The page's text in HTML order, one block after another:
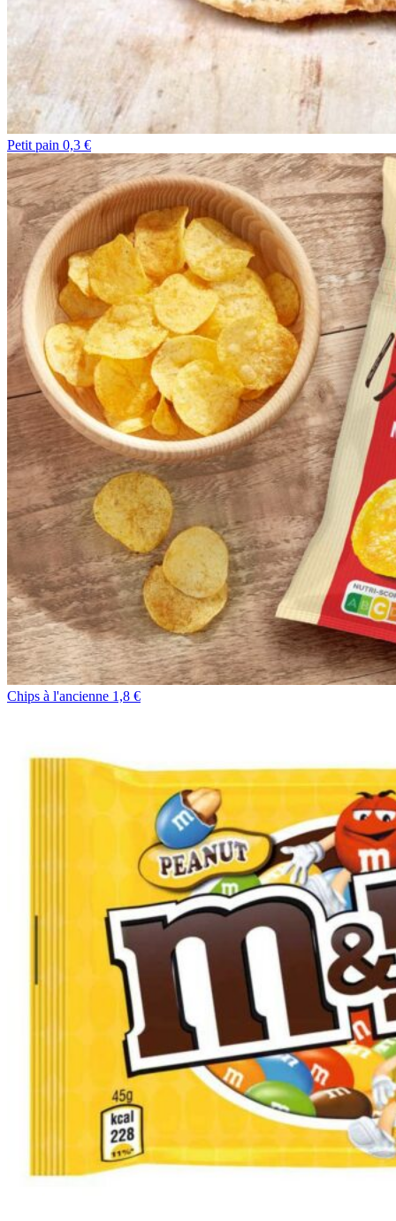
Petit pain 0,3 €
Chips à l'ancienne 1,8 €